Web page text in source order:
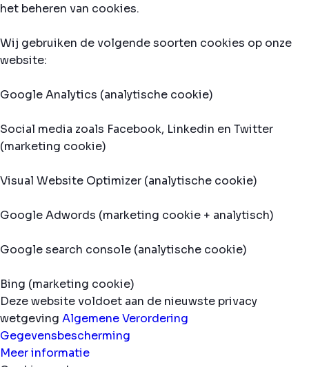
het beheren van cookies.
Wij gebruiken de volgende soorten cookies op onze
website:
Google Analytics (analytische cookie)
Social media zoals Facebook, Linkedin en Twitter
(marketing cookie)
Visual Website Optimizer (analytische cookie)
Google Adwords (marketing cookie + analytisch)
Google search console (analytische cookie)
Bing (marketing cookie)
Deze website voldoet aan de nieuwste privacy
wetgeving Algemene Verordering
Gegevensbescherming
Meer informatie